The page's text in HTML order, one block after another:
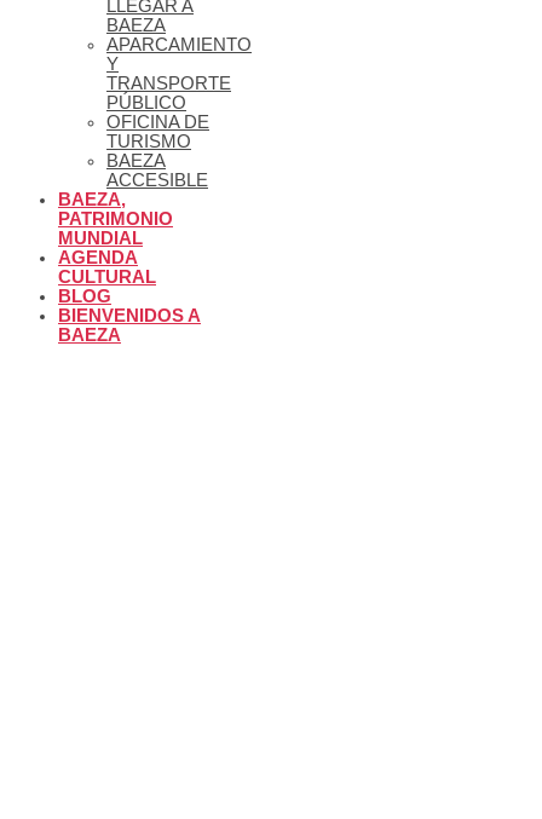
LLEGAR A
BAEZA
APARCAMIENTO
Y
TRANSPORTE
PÚBLICO
OFICINA DE
TURISMO
BAEZA
ACCESIBLE
BAEZA,
PATRIMONIO
MUNDIAL
AGENDA
CULTURAL
BLOG
BIENVENIDOS A
BAEZA